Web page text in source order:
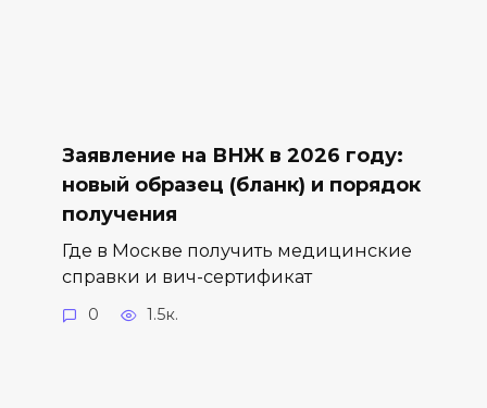
Заявление на ВНЖ в 2026 году:
новый образец (бланк) и порядок
получения
Где в Москве получить медицинские
справки и вич-сертификат
0 1.5к.